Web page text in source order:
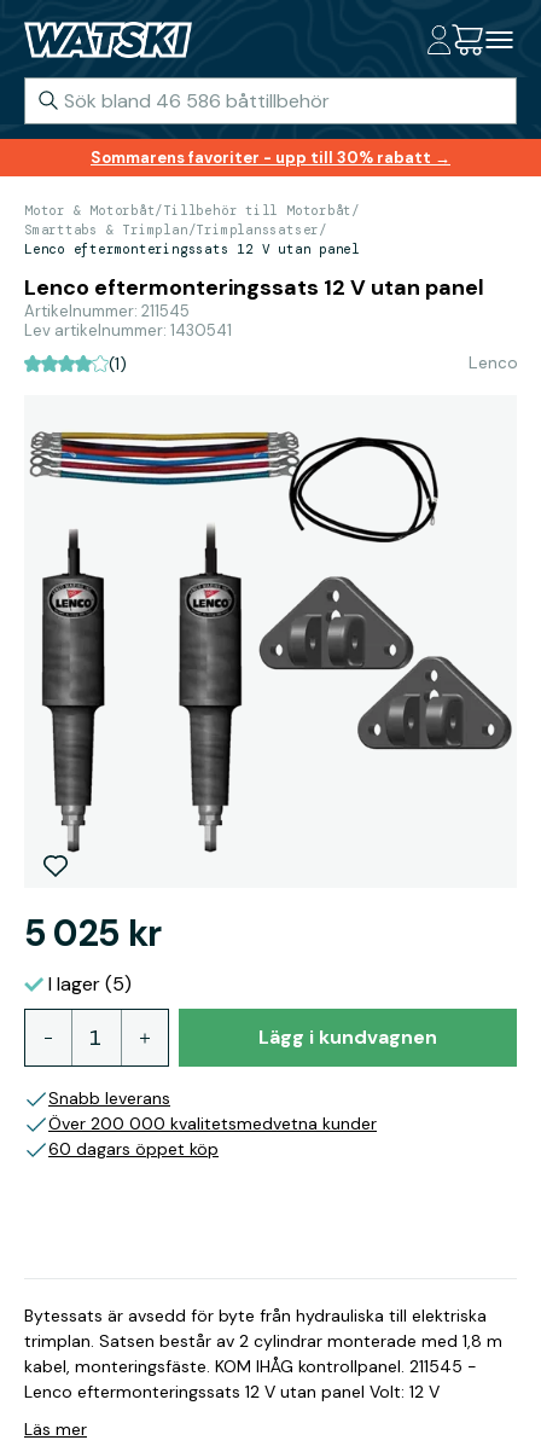
Sommarens favoriter - upp till 30% rabatt →
Motor & Motorbåt/Tillbehör till Motorbåt /
Smarttabs & Trimplan/Trimplanssatser/
Lenco eftermonteringssats 12 V utan panel
Lenco eftermonteringssats 12 V utan panel
Artikelnummer: 211545
Lev artikelnummer: 1430541
(1) Lenco
5 025 kr
I lager (5)
Lägg i kundvagnen
Snabb leverans
Över 200 000 kvalitetsmedvetna kunder
60 dagars öppet köp
Bytessats är avsedd för byte från hydrauliska till elektriska
trimplan. Satsen består av 2 cylindrar monterade med 1,8 m
kabel, monteringsfäste. KOM IHÅG kontrollpanel. 211545 -
Lenco eftermonteringssats 12 V utan panel Volt: 12 V
Läs mer